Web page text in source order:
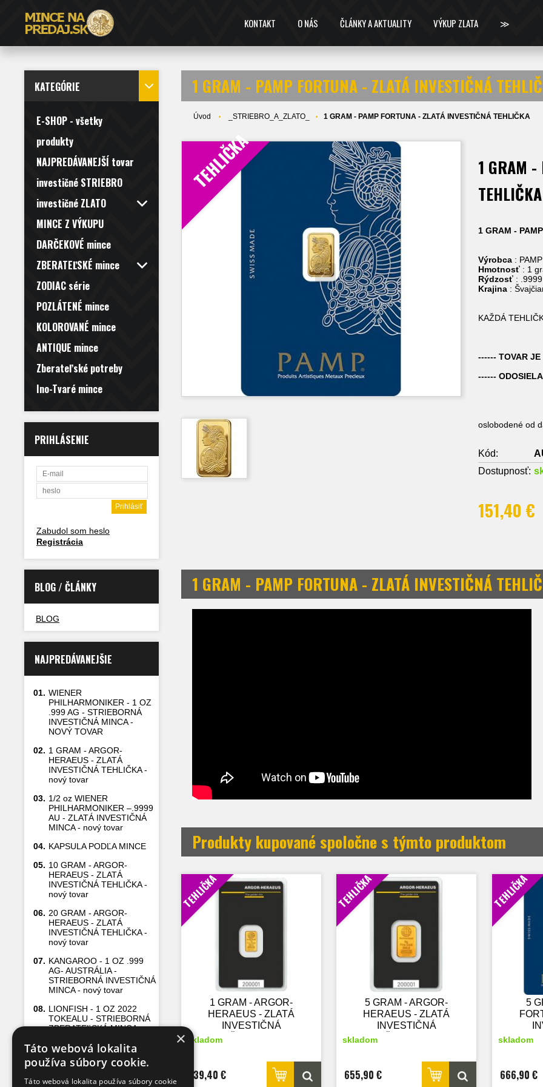
KONTAKT O NÁS ČLÁNKY A AKTUALITY VÝKUP ZLATA ≫
KATEGÓRIE
E-SHOP - všetky
produkty
NAJPREDÁVANEJŠÍ tovar
investičné STRIEBRO
investičné ZLATO
MINCE Z VÝKUPU
DARČEKOVÉ mince
ZBERATEĽSKÉ mince
ZODIAC série
POZLÁTENÉ mince
KOLOROVANÉ mince
ANTIQUE mince
Zberateľské potreby
Ino-Tvaré mince
PRIHLÁSENIE
Zabudol som heslo
Registrácia
BLOG / ČLÁNKY
BLOG
NAJPREDÁVANEJŠIE
01. WIENER
PHILHARMONIKER - 1 OZ
.999 AG - STRIEBORNÁ
INVESTIČNÁ MINCA -
NOVÝ TOVAR
02. 1 GRAM - ARGOR-
HERAEUS - ZLATÁ
INVESTIČNÁ TEHLIČKA -
nový tovar
03. 1/2 oz WIENER
PHILHARMONIKER –.9999
AU - ZLATÁ INVESTIČNÁ
MINCA - nový tovar
04. KAPSULA PODĽA MINCE
05. 10 GRAM - ARGOR-
HERAEUS - ZLATÁ
INVESTIČNÁ TEHLIČKA -
nový tovar
06. 20 GRAM - ARGOR-
HERAEUS - ZLATÁ
INVESTIČNÁ TEHLIČKA -
nový tovar
07. KANGAROO - 1 OZ .999
AG- AUSTRÁLIA -
STRIEBORNÁ INVESTIČNÁ
MINCA - nový tovar
08. LIONFISH - 1 OZ 2022
TOKEALU - STRIEBORNÁ
ZBERATEĽSKÁ MINCA
09.
5 GRAM - ARGOR-
HERAEUS - ZLATÁ
INVESTIČNÁ TEHLIČKA -
1 GRAM - PAMP FORTUNA - ZLATÁ INVESTIČNÁ
Úvod _STRIEBRO_A_ZLATO_ 1 GRAM - PAMP FORTUNA - ZLATÁ INVESTIČNÁ TEHLIČKA
TEHLIČKA
1 GRAM -
TEHLIČKA
1 GRAM -
Výrobca : PAMP
Hmotnosť : 1
Rýdzosť :
Krajina :
KAŽDÁ
------ TOVAR
------
oslobodené od
Kód:
Dostupnosť:
151,40 €
1 GRAM - PAMP FORTUNA - ZLATÁ INVESTIČNÁ
Produkty kupované spoločne s týmto produktom
TEHLIČKA
1 GRAM - ARGOR-
HERAEUS - ZLATÁ
INVESTIČNÁ
TEHLIČKA - nový tovar
skladom
139,40 €
TEHLIČKA
5 GRAM - ARGOR-
HERAEUS - ZLATÁ
INVESTIČNÁ
TEHLIČKA - nový tovar
skladom
655,90 €
TEHLIČKA
5
skladom
666,90 €
×
Táto webová lokalita
používa súbory cookie.
Táto webová lokalita používa súbory cookie